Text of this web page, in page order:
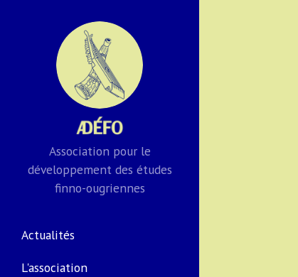
Association pour le
développement des études
finno-ougriennes
Actualités
L'association